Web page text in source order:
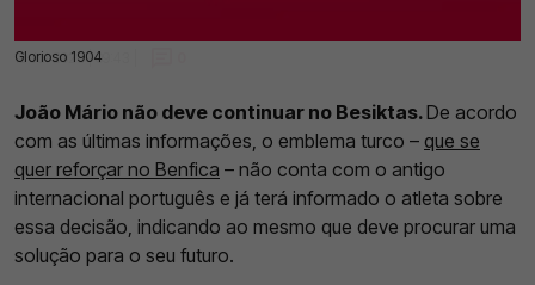
Glorioso 1904
18 Jul 2025 | 09:43 |
João Mário não deve continuar no Besiktas.De acordo
com as últimas informações, o emblema turco – que se
quer reforçar no Benfica – não conta com o antigo
internacional português e já terá informado o atleta sobre
essa decisão, indicando ao mesmo que deve procurar uma
solução para o seu futuro.